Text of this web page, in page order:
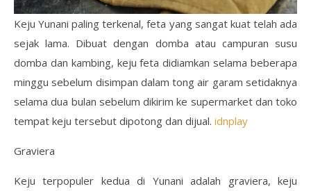
Keju Yunani paling terkenal, feta yang sangat kuat telah ada
sejak lama. Dibuat dengan domba atau campuran susu
domba dan kambing, keju feta didiamkan selama beberapa
minggu sebelum disimpan dalam tong air garam setidaknya
selama dua bulan sebelum dikirim ke supermarket dan toko
tempat keju tersebut dipotong dan dijual. idnplay
Graviera
Keju terpopuler kedua di Yunani adalah graviera, keju